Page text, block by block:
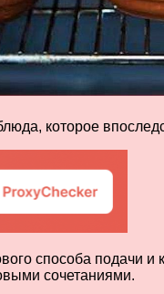
которое
способа подачи
сочетаниями.